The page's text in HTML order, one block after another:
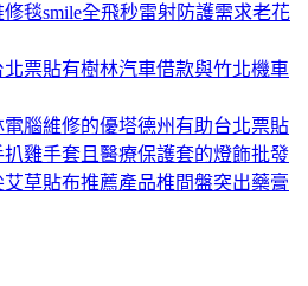
毯smile全飛秒雷射防護需求老花
票貼有樹林汽車借款與竹北機車
腦維修的優塔德州有助台北票貼
雞手套且醫療保護套的燈飾批發
草貼布推薦產品椎間盤突出藥膏